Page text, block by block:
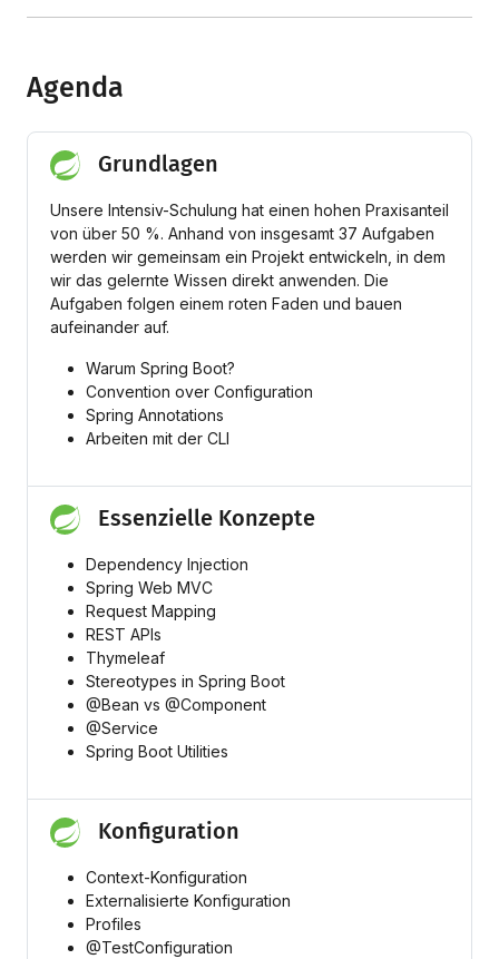
Agenda
Grundlagen
Unsere Intensiv-Schulung hat einen hohen Praxisanteil
von über 50 %. Anhand von insgesamt 37 Aufgaben
werden wir gemeinsam ein Projekt entwickeln, in dem
wir das gelernte Wissen direkt anwenden. Die
Aufgaben folgen einem roten Faden und bauen
aufeinander auf.
Warum Spring Boot?
Convention over Configuration
Spring Annotations
Arbeiten mit der CLI
Essenzielle Konzepte
Dependency Injection
Spring Web MVC
Request Mapping
REST APIs
Thymeleaf
Stereotypes in Spring Boot
@Bean vs @Component
@Service
Spring Boot Utilities
Konfiguration
Context-Konfiguration
Externalisierte Konfiguration
Profiles
@TestConfiguration